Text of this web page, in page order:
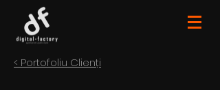
< Portofoliu Clienți